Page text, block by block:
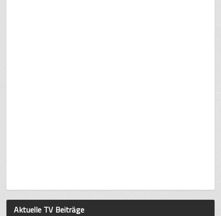
Aktuelle TV Beiträge